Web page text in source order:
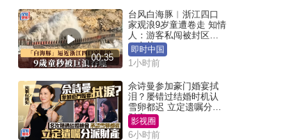
00:35
台风白海豚︱浙江四口
家观浪9岁童遭卷走 知情
人：游客私闯被封区域
︱有片
即时中国
1小时前
佘诗曼参加豪门婚宴拭
泪？屡错过结婚时机认
雪卵都迟 立定遗嘱分派
财产
影视圈
6小时前